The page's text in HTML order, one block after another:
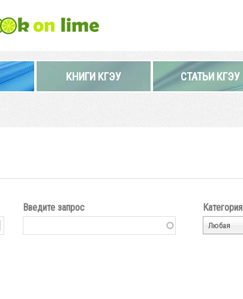
КНИГИ КГЭУ СТАТЬИ КГЭУ
Введите запрос Категория
Любая